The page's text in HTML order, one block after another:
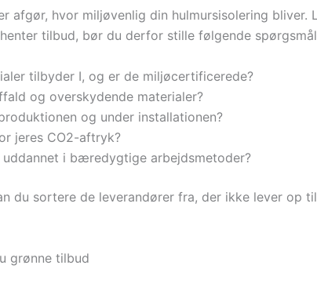
afgør, hvor miljøvenlig din hulmursisolering
tilbud, bør du derfor stille følgende
tilbyder I, og er de miljøcertificerede?
og overskydende materialer?
og under installationen?
jeres CO2-aftryk?
uddannet i bæredygtige arbejdsmetoder?
du sortere de leverandører fra, der ikke lever
grønne tilbud